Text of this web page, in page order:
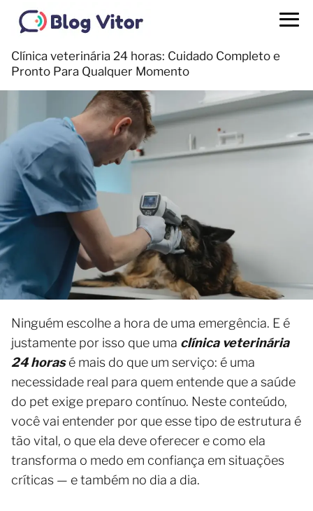
Clínica veterinária 24 horas: Cuidado Completo e
Pronto Para Qualquer Momento
Ninguém escolhe a hora de uma emergência. E é
justamente por isso que uma clínica veterinária
24 horasé mais do que um serviço: é uma
necessidade real para quem entende que a saúde
do pet exige preparo contínuo. Neste conteúdo,
você vai entender por que esse tipo de estrutura é
tão vital, o que ela deve oferecer e como ela
transforma o medo em confiança em situações
críticas — e também no dia a dia.